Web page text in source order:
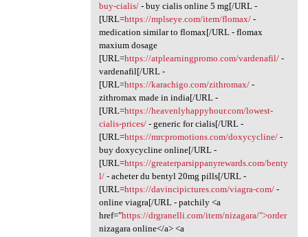
buy-cialis/- buy cialis online 5 mg[/URL -
[URL=https://mplseye.com/item/flomax/-
medication similar to flomax[/URL - flomax
maxium dosage
[URL=https://atplearningpromo.com/vardenafil/-
vardenafil[/URL -
[URL=https://karachigo.com/zithromax/-
zithromax made in india[/URL -
[URL=https://heavenlyhappyhour.com/lowest-
cialis-prices/- generic for cialis[/URL -
[URL=https://mrcpromotions.com/doxycycline/-
buy doxycycline online[/URL -
[URL=https://greaterparsippanyrewards.com/benty
l/- acheter du bentyl 20mg pills[/URL -
[URL=https://davincipictures.com/viagra-com/-
online viagra[/URL - patchily <a
href="https://drgranelli.com/item/nizagara/">order
nizagara online</a> <a